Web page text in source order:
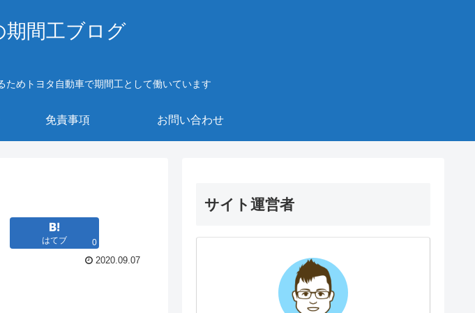
期間工ブログ
めトヨタ自動車で期間工として働いています
免責事項 お問い合わせ
はてブ
0
2020.09.07
サイト運営者